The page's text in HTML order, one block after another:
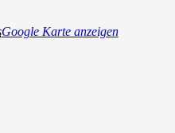
Google Karte anzeigen